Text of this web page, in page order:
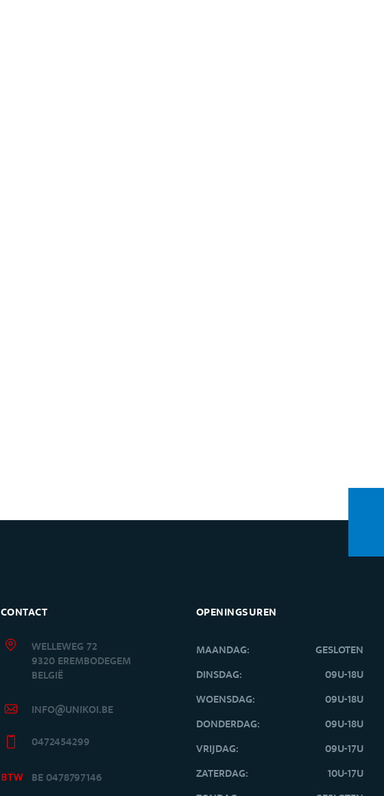
CONTACT
WELLEWEG 72
9320 EREMBODEGEM
BELGIË
INFO@UNIKOI.BE
0472454299
BE 0478797146
OPENINGSUREN
MAANDAG:
GESLOTEN
DINSDAG:
09U-18U
WOENSDAG:
09U-18U
DONDERDAG:
09U-18U
VRIJDAG:
09U-17U
ZATERDAG:
10U-17U